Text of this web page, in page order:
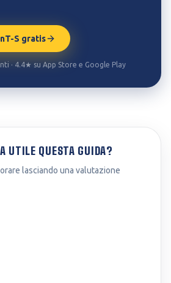
S gratis
· 4.4★ su App Store e Google Play
UTILE QUESTA GUIDA?
lasciando una valutazione